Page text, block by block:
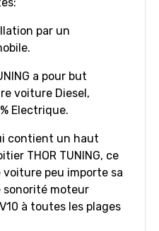
par un
a pour but
voiture Diesel,
Electrique.
contient un haut
THOR TUNING, ce
peu importe sa
sonorité moteur
à toutes les plages